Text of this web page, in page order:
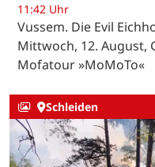
11:42 Uhr
Vussem. Die Evil
Mittwoch, 12. August,
Mofatour »MoMoTo«
Schleiden